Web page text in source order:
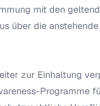
mit den
über die
zur Einhaltung
Programme